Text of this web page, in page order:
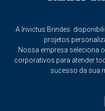
A Invictus Brindes
projetos
Nossa empresa seleciona
corporativos para atender
sucesso da sua